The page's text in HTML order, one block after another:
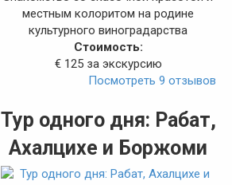
местным колоритом на родине
культурного виноградарства
Стоимость:
€ 125 за экскурсию
Посмотреть 9 отзывов
Тур одного дня: Рабат,
Ахалцихе и Боржоми